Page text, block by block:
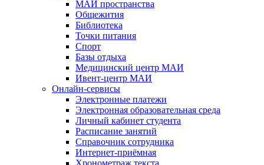
МАИ пространства
Общежития
Библиотека
Точки питания
Спорт
Базы отдыха
Медицинский центр МАИ
Ивент-центр МАИ
Онлайн-сервисы
Электронные платежи
Электронная образовательная среда
Личный кабинет студента
Расписание занятий
Справочник сотрудника
Интернет-приёмная